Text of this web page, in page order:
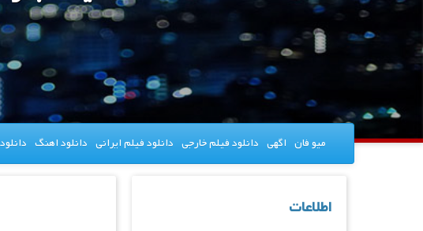
میو فان اگهی دانلود فیلم خارجی دانلود فیلم ایرانی دانلود اهنگ
اطلاعات